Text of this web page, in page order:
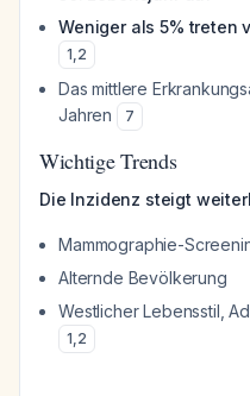
Weniger als 5% treten
1,2
Das mittlere
Jahren
7
Wichtige Trends
Die Inzidenz steigt
Mammographie-
Alternde Bevölkerung
Westlicher Lebensstil,
1,2